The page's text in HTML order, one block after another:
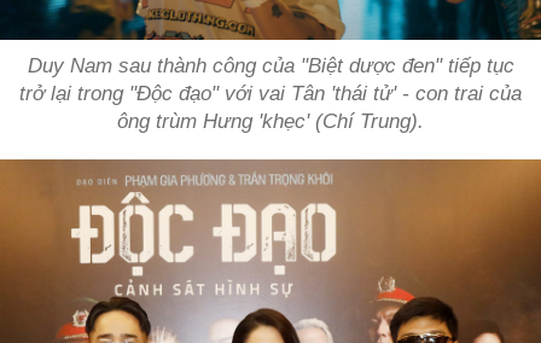
Duy Nam sau thành công của "Biệt dược đen" tiếp tục
trở lại trong "Độc đạo" với vai Tân 'thái tử' - con trai của
ông trùm Hưng 'khẹc' (Chí Trung).